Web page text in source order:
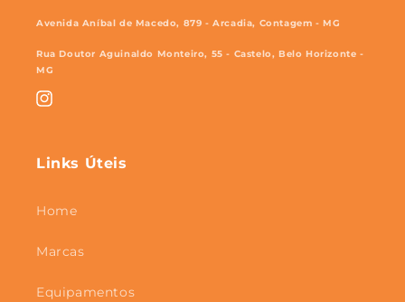
Avenida Aníbal de Macedo, 879 - Arcadia, Contagem - MG
Rua Doutor Aguinaldo Monteiro, 55 - Castelo, Belo Horizonte -
MG
Instagram
Links Úteis
Home
Marcas
Equipamentos